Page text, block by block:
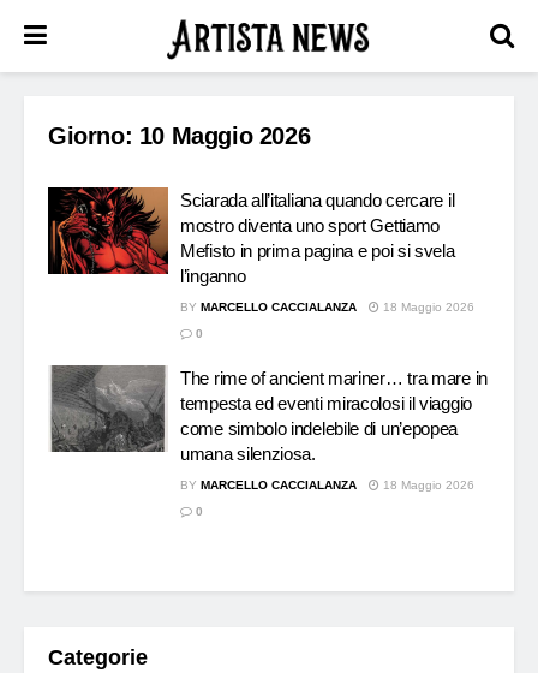
Giorno: 10 Maggio 2026
Sciarada all’italiana quando cercare il
mostro diventa uno sport Gettiamo
Mefisto in prima pagina e poi si svela
l’inganno
BY MARCELLO CACCIALANZA
18 Maggio 2026
0
The rime of ancient mariner… tra mare in
tempesta ed eventi miracolosi il viaggio
come simbolo indelebile di un’epopea
umana silenziosa.
BY MARCELLO CACCIALANZA
18 Maggio 2026
0
Categorie